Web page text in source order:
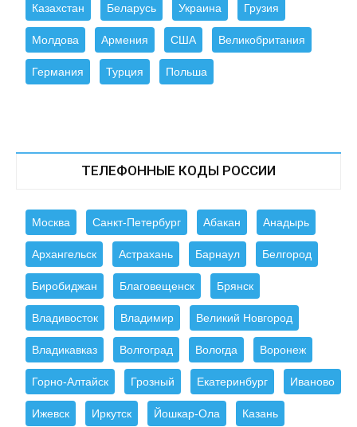
Казахстан Беларусь Украина Грузия
Молдова Армения США Великобритания
Германия Турция Польша
ТЕЛЕФОННЫЕ КОДЫ РОССИИ
Москва Санкт-Петербург Абакан Анадырь
Архангельск Астрахань Барнаул Белгород
Биробиджан Благовещенск Брянск
Владивосток Владимир Великий Новгород
Владикавказ Волгоград Вологда Воронеж
Горно-Алтайск Грозный Екатеринбург Иваново
Ижевск Иркутск Йошкар-Ола Казань